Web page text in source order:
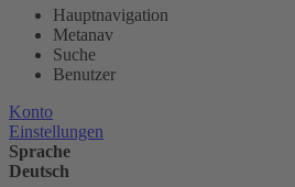
Hauptnavigation
Metanav
Suche
Benutzer
Konto
Einstellungen
Sprache
Deutsch